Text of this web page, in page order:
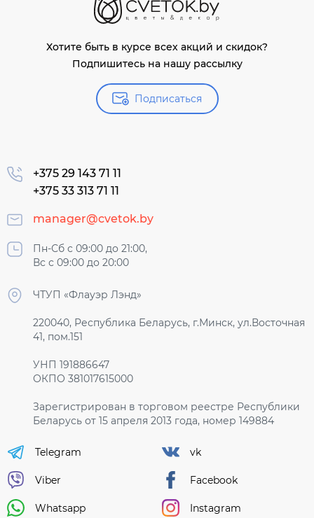
Хотите быть в курсе всех акций и скидок?
Подпишитесь на нашу рассылку
Подписаться
+375 29 143 71 11
+375 33 313 71 11
manager@cvetok.by
Пн-Сб с 09:00 до 21:00,
Вс с 09:00 до 20:00
ЧТУП «Флауэр Лэнд»
220040, Республика Беларусь, г.Минск, ул.Восточная
41, пом.151
УНП 191886647
ОКПО 381017615000
Зарегистрирован в торговом реестре Республики
Беларусь от 15 апреля 2013 года, номер 149884
Telegram
Viber
Whatsapp
vk
Facebook
Instagram